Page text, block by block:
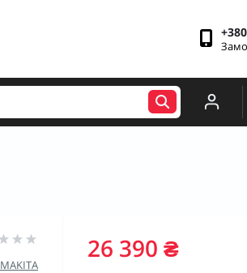
MAKITA
26 390 ₴